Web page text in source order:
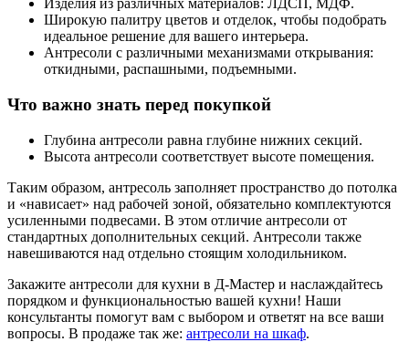
Изделия из различных материалов: ЛДСП, МДФ.
Широкую палитру цветов и отделок, чтобы подобрать
идеальное решение для вашего интерьера.
Антресоли с различными механизмами открывания:
откидными, распашными, подъемными.
Что важно знать перед покупкой
Глубина антресоли равна глубине нижних секций.
Высота антресоли соответствует высоте помещения.
Таким образом, антресоль заполняет пространство до потолка
и «нависает» над рабочей зоной, обязательно комплектуются
усиленными подвесами. В этом отличие антресоли от
стандартных дополнительных секций. Антресоли также
навешиваются над отдельно стоящим холодильником.
Закажите антресоли для кухни в Д-Мастер и наслаждайтесь
порядком и функциональностью вашей кухни! Наши
консультанты помогут вам с выбором и ответят на все ваши
вопросы. В продаже так же: антресоли на шкаф.